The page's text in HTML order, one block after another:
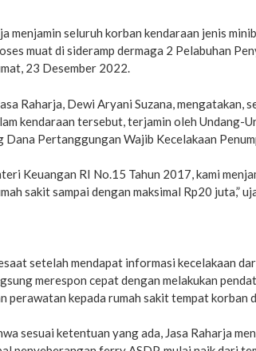
menjamin seluruh korban kendaraan jenis
muat di sideramp dermaga 2 Pelabuhan
23 Desember 2022.
Raharja, Dewi Aryani Suzana, mengatakan,
kendaraan tersebut, terjamin oleh Undang-
Pertanggungan Wajib Kecelakaan
Keuangan RI No.15 Tahun 2017, kami
sakit sampai dengan maksimal Rp20 juta,”
setelah mendapat informasi kecelakaan
merespon cepat dengan melakukan
perawatan kepada rumah sakit tempat korban
sesuai ketentuan yang ada, Jasa Raharja